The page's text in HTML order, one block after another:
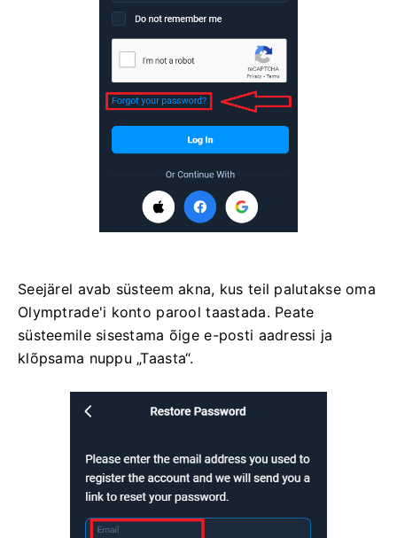
Seejärel avab süsteem akna, kus teil palutakse oma
Olymptrade'i konto parool taastada. Peate
süsteemile sisestama õige e-posti aadressi ja
klõpsama nuppu „Taasta“.